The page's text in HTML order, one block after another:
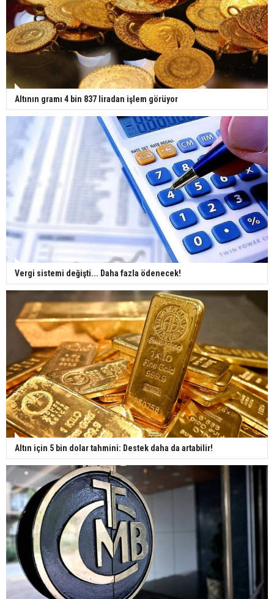
Altının gramı 4 bin 837 liradan işlem görüyor
Vergi sistemi değişti... Daha fazla ödenecek!
Altın için 5 bin dolar tahmini: Destek daha da artabilir!